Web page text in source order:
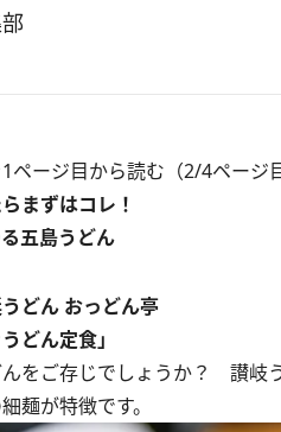
ページ目から読む（2/4ページ目
まずはコレ！
五島うどん
どん おっどん亭
どん定食」
をご存じでしょうか？ 讃岐
麺が特徴です。